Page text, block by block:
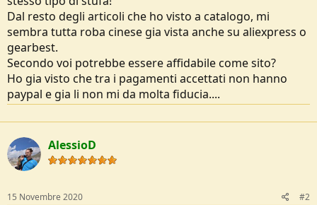
Dal resto degli articoli che ho visto a catalogo, mi
sembra tutta roba cinese gia vista anche su aliexpress o
gearbest.
Secondo voi potrebbe essere affidabile come sito?
Ho gia visto che tra i pagamenti accettati non hanno
paypal e gia li non mi da molta fiducia....
AlessioD
15 Novembre 2020 #2